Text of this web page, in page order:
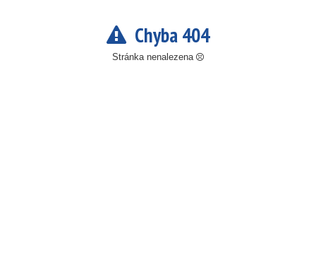
Chyba 404
Stránka nenalezena